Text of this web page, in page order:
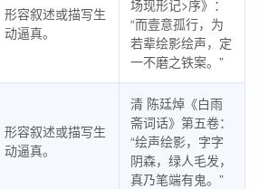
形容叙述或描写生
动逼真。
场现形记>序》：
“而壹意孤行，为
若辈绘影绘声，定
一不磨之铁案。”
形容叙述或描写生
动逼真。
清 陈廷焯《白雨
斋词话》第五卷：
“绘声绘影，字字
阴森，绿人毛发，
真乃笔端有鬼。”